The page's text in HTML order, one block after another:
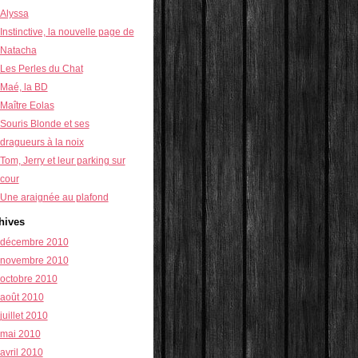
Alyssa
Instinctive, la nouvelle page de
Natacha
Les Perles du Chat
Maé, la BD
Maître Eolas
Souris Blonde et ses
dragueurs à la noix
Tom, Jerry et leur parking sur
cour
Une araignée au plafond
décembre 2010
novembre 2010
octobre 2010
août 2010
juillet 2010
mai 2010
avril 2010